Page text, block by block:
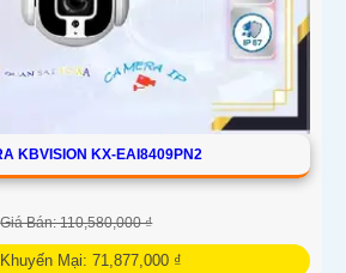
KBVISION KX-EAI8409PN2
Giá Bán: 110,580,000 ₫
Mại: 71,877,000 ₫